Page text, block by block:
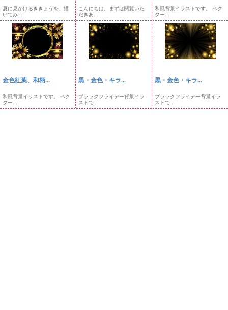
夏に見かけるききょうを、描
いてみ...
こんにちは。まずは閲覧いた
だきあ...
和風背景イラストです。 ベク
ター...
金色紅葉、和柄...
和風背景イラストです。 ベク
ター...
黒・金色・キラ...
ブラックフライデー背景イラ
ストで...
黒・金色・キラ...
ブラックフライデー背景イラ
ストで...